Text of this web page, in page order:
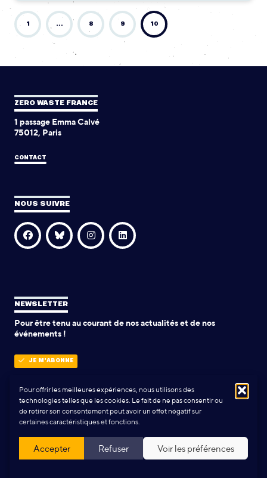
Pour offrir les meilleures expériences, nous utilisons des
technologies telles que les cookies. Le fait de ne pas consentir ou
de retirer son consentement peut avoir un effet négatif sur
certaines caractéristiques et fonctions.
Accepter Refuser Voir les préférences
1 … 8 9 10
ZERO WASTE FRANCE
1 passage Emma Calvé
75012, Paris
CONTACT
NOUS SUIVRE
NEWSLETTER
Pour être tenu au courant de nos actualités et de nos
événements !
JE M'ABONNE
POLITIQUE DE CONFIDENTIALITÉ